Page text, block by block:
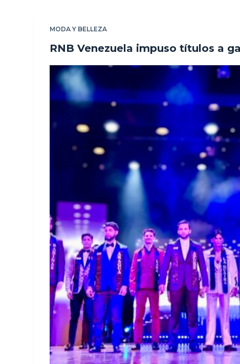
MODA Y BELLEZA
RNB Venezuela impuso títulos a